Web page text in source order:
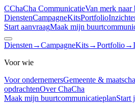
CChaCha CommunicatieVan merk naar
DienstenCampagneKitsPortfolio
Start aanvraagMaak mijn
Diensten →CampagneKits→Portfolio→
Voor wie
Voor ondernemersGemeente &
opdrachtenOver ChaCha
Maak mijn buurtcommunicatieplanStart